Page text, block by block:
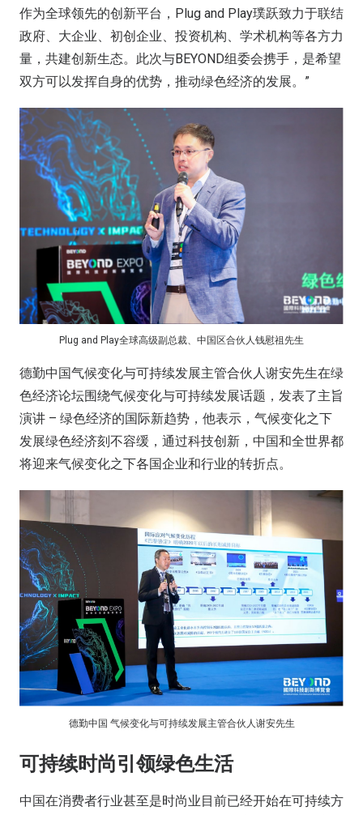
作为全球领先的创新平台，Plug and Play璞跃致力于联结
政府、大企业、初创企业、投资机构、学术机构等各方力
量，共建创新生态。此次与BEYOND组委会携手，是希望
双方可以发挥自身的优势，推动绿色经济的发展。”
Plug and Play全球高级副总裁、中国区合伙人钱慰祖先生
德勤中国气候变化与可持续发展主管合伙人谢安先生在绿
色经济论坛围绕气候变化与可持续发展话题，发表了主旨
演讲 – 绿色经济的国际新趋势，他表示，气候变化之下
发展绿色经济刻不容缓，通过科技创新，中国和全世界都
将迎来气候变化之下各国企业和行业的转折点。
德勤中国 气候变化与可持续发展主管合伙人谢安先生
可持续时尚引领绿色生活
中国在消费者行业甚至是时尚业目前已经开始在可持续方